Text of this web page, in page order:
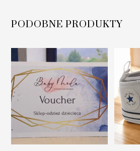
PODOBNE PRODUKTY